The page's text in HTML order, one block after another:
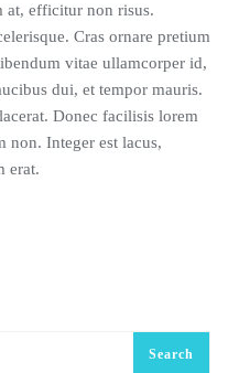
at, efficitur non risus.
Cras ornare pretium
vitae ullamcorper id,
dui, et tempor mauris.
Donec facilisis lorem
non. Integer est lacus,
erat.
Search